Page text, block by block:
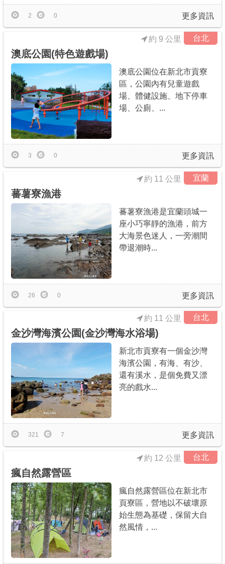
更多資訊
2 0
台北
約 9 公里
澳底公園(特色遊戲場)
澳底公園位在新北市貢寮
區，公園內有兒童遊戲
場、體健設施、地下停車
場、公廁、...
更多資訊
3 0
宜蘭
約 11 公里
蕃薯寮漁港
蕃薯寮漁港是宜蘭頭城一
座小巧寧靜的漁港，前方
大海景色迷人，一旁潮間
帶退潮時...
更多資訊
26 0
台北
約 11 公里
金沙灣海濱公園(金沙灣海水浴場)
新北市貢寮有一個金沙灣
海濱公園，有海、有沙、
還有溪水，是個免費又漂
亮的戲水...
更多資訊
321 7
台北
約 12 公里
瘋自然露營區
瘋自然露營區位在新北市
頁寮區，營地以不破壞原
始生態為基礎，保留大自
然風情，...